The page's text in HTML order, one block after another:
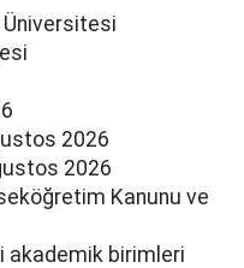
Üniversitesi
2026
2026
Kanunu ve
akademik birimleri